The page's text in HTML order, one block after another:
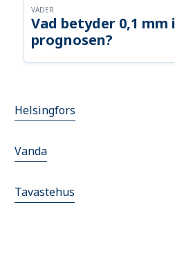
Vad betyder 0,1 mm i
prognosen?
VÄDER
Helsingfors
Vanda
Tavastehus